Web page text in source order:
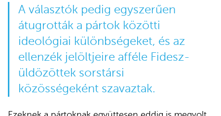
A választók pedig egyszerűen
átugrották a pártok közötti
ideológiai különbségeket, és az
ellenzék jelöltjeire afféle Fidesz-
üldözöttek sorstársi
közösségeként szavaztak.